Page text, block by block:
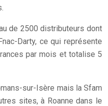
de 2500 distributeurs dont
Darty, ce qui représente
par mois et totalise 5
sur-Isère mais la Sfam
sites, à Roanne dans le